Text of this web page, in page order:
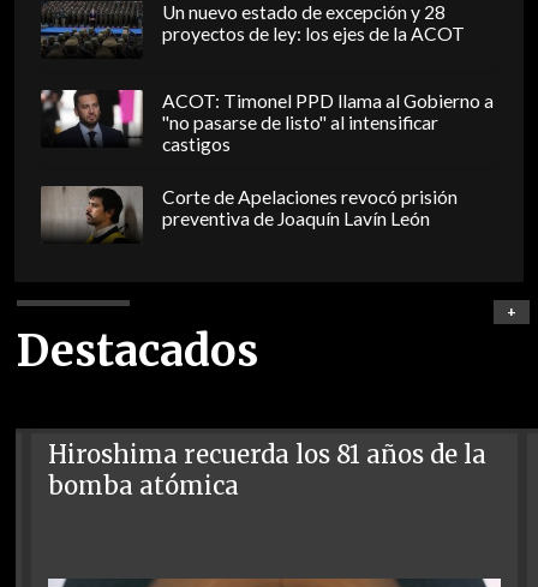
Un nuevo estado de excepción y 28
proyectos de ley: los ejes de la ACOT
ACOT: Timonel PPD llama al Gobierno a
"no pasarse de listo" al intensificar
castigos
Corte de Apelaciones revocó prisión
preventiva de Joaquín Lavín León
Destacados
+
Hiroshima recuerda los 81 años de la
bomba atómica